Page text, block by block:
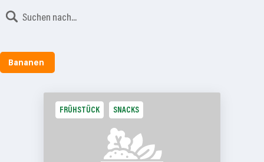
Bananen
FRÜHSTÜCK SNACKS